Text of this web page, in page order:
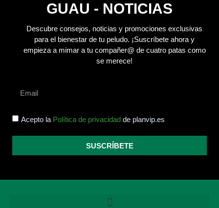
GUAU - NOTICIAS
Descubre consejos, noticias y promociones exclusivas
para el bienestar de tu peludo. ¡Suscríbete ahora y
empieza a mimar a tu compañer@ de cuatro patas como
se merece!
Acepto la Política de privacidad de planvip.es
SUSCRÍBETE